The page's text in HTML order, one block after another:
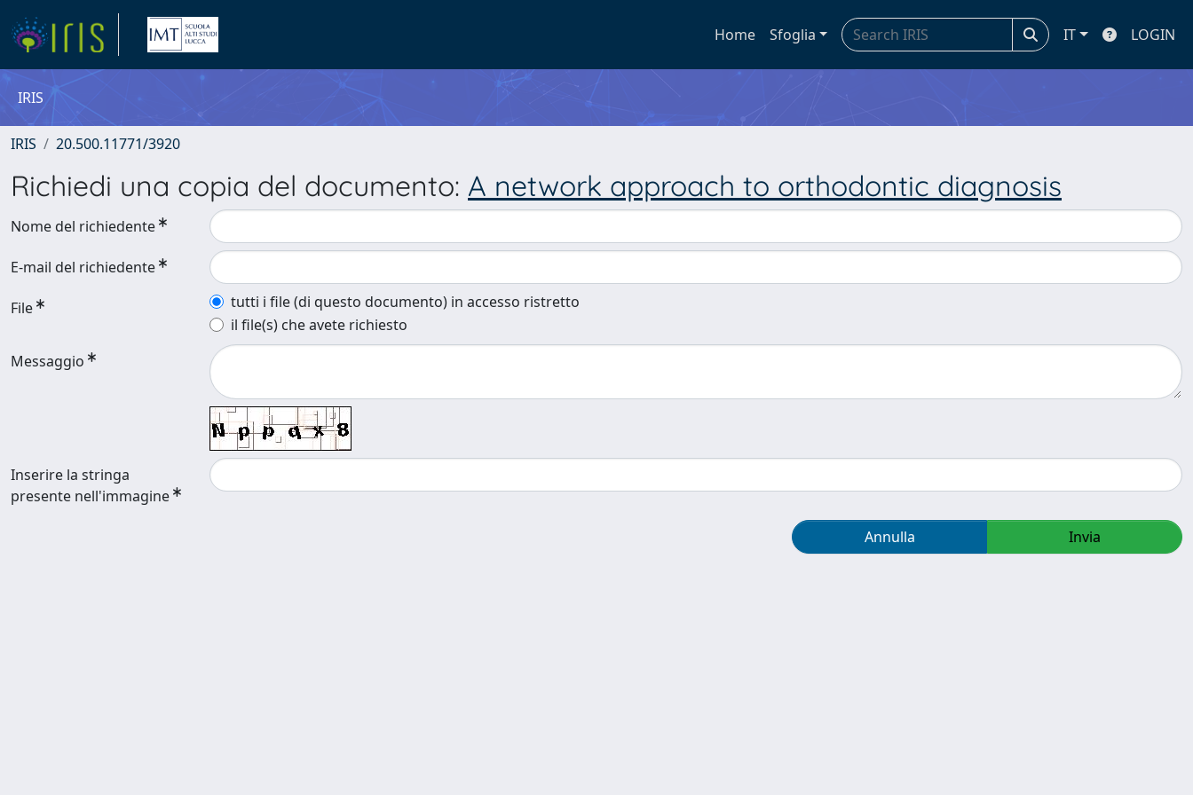
Home Sfoglia IT LOGIN
IRIS
IRIS 20.500.11771/3920
Richiedi una copia del documento: A network approach to orthodontic diagnosis
Nome del richiedente
E-mail del richiedente
File
tutti i file (di questo documento) in accesso ristretto
il file(s) che avete richiesto
Messaggio
Inserire la stringa
presente nell'immagine
Annulla Invia